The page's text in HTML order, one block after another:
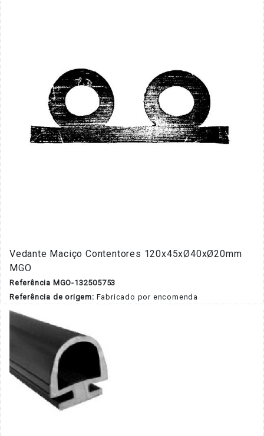
Vedante Maciço Contentores 120x45xØ40xØ20mm
MGO
Referência MGO-132505753
Referência de origem: Fabricado por encomenda